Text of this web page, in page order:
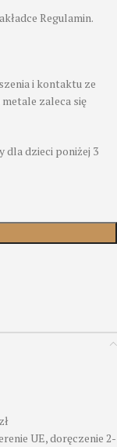
Regulamin.
i kontaktu ze
zaleca się
dla dzieci poniżej 3
UE, doręczenie 2-